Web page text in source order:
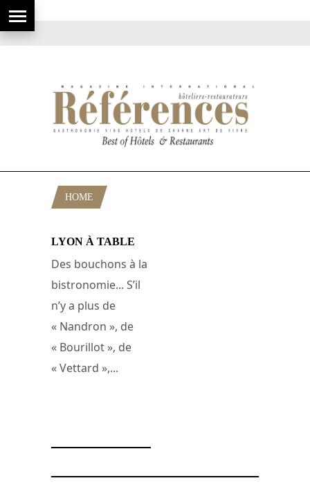
HOME
LYON À TABLE
Des bouchons à la
bistronomie... S’il
n’y a plus de
« Nandron », de
« Bourillot », de
« Vettard »,...